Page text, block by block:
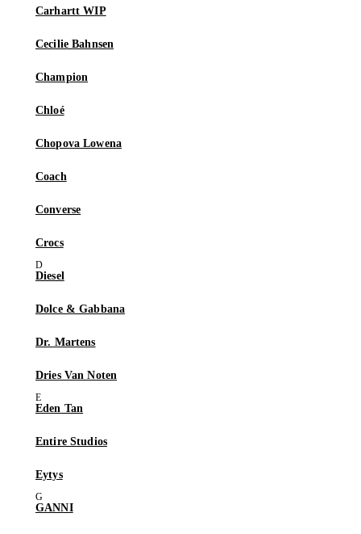
Carhartt WIP
Cecilie Bahnsen
Champion
Chloé
Chopova Lowena
Coach
Converse
Crocs
Diesel
Dolce & Gabbana
Dr. Martens
Dries Van Noten
Eden Tan
Entire Studios
Eytys
GANNI